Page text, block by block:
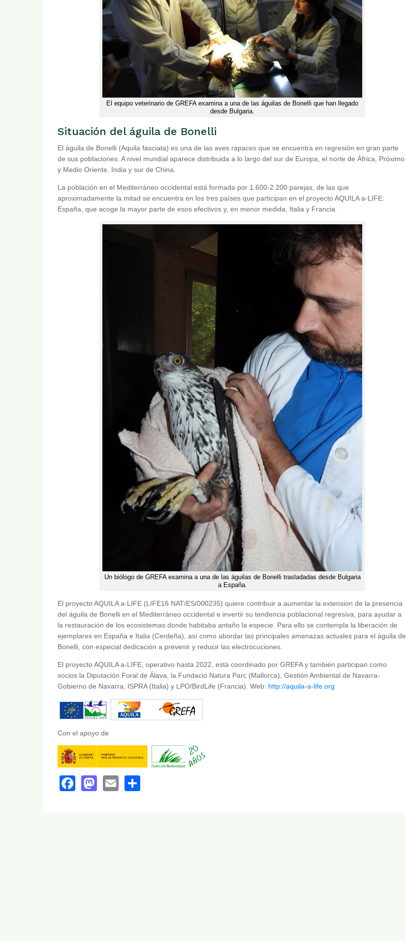
El equipo veterinario de GREFA examina a una de las águilas de Bonelli que han llegado
desde Bulgaria.
Situación del águila de Bonelli
El águila de Bonelli (Aquila fasciata) es una de las aves rapaces que se encuentra en regresión en gran parte
de sus poblaciones. A nivel mundial aparece distribuida a lo largo del sur de Europa, el norte de África, Próximo
y Medio Oriente, India y sur de China.
La población en el Mediterráneo occidental está formada por 1.600-2.200 parejas, de las que
aproximadamente la mitad se encuentra en los tres países que participan en el proyecto AQUILA a-LIFE:
España, que acoge la mayor parte de esos efectivos y, en menor medida, Italia y Francia.
Un biólogo de GREFA examina a una de las águilas de Bonelli trasladadas desde Bulgaria
a España.
El proyecto AQUILA a-LIFE (LIFE16 NAT/ES/000235) quiere contribuir a aumentar la extension de la presencia
del águila de Bonelli en el Mediterráneo occidental e invertir su tendencia poblacional regresiva, para ayudar a
la restauración de los ecosistemas donde habitaba antaño la especie. Para ello se contempla la liberación de
ejemplares en España e Italia (Cerdeña), así como abordar las principales amenazas actuales para el águila de
Bonelli, con especial dedicación a prevenir y reducir las electrocuciones.
El proyecto AQUILA a-LIFE, operativo hasta 2022, está coordinado por GREFA y también participan como
socios la Diputación Foral de Álava, la Fundació Natura Parc (Mallorca), Gestión Ambiental de Navarra-
Gobierno de Navarra, ISPRA (Italia) y LPO/BirdLife (Francia). Web: http://aquila-a-life.org
Con el apoyo de
Facebook
Mastodon
Email